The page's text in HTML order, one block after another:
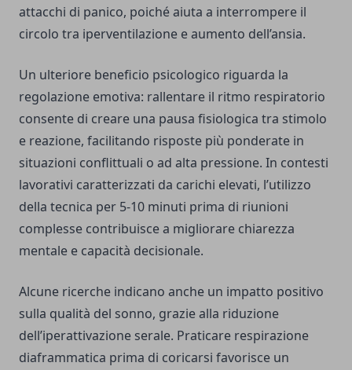
attacchi di panico, poiché aiuta a interrompere il
circolo tra iperventilazione e aumento dell’ansia.
Un ulteriore beneficio psicologico riguarda la
regolazione emotiva: rallentare il ritmo respiratorio
consente di creare una pausa fisiologica tra stimolo
e reazione, facilitando risposte più ponderate in
situazioni conflittuali o ad alta pressione. In contesti
lavorativi caratterizzati da carichi elevati, l’utilizzo
della tecnica per 5-10 minuti prima di riunioni
complesse contribuisce a migliorare chiarezza
mentale e capacità decisionale.
Alcune ricerche indicano anche un impatto positivo
sulla qualità del sonno, grazie alla riduzione
dell’iperattivazione serale. Praticare respirazione
diaframmatica prima di coricarsi favorisce un